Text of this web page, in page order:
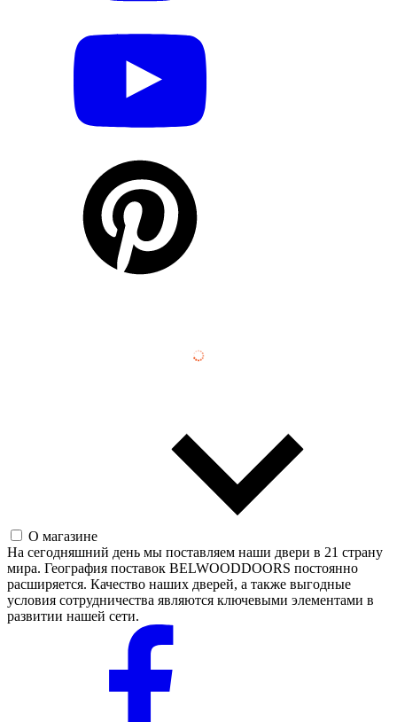
О магазине
На сегодняшний день мы поставляем наши двери в 21 страну
мира. География поставок BELWOODDOORS постоянно
расширяется. Качество наших дверей, а также выгодные
условия сотрудничества являются ключевыми элементами в
развитии нашей сети.